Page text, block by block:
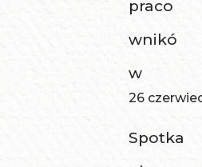
praco
wnikó
w
26
Spotka